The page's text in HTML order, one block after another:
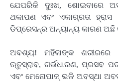
ଯେପରିକି ଦୁଃଖ, ଶୋଇବାରେ
ଥକାପଣ ଏବଂ ଏକାଗ୍ରତା
ଡିପ୍ରେସନ୍‌ର ଅନ୍ୟାନ୍ୟ କାରଣ ଅଛି
ଅବଶ୍ୟ! ମହିଳାଙ୍କ ଶରୀରରେ
ଋତୁସ୍ରାବ, ଗର୍ଭଧାରଣ, ପ୍ରସବ
ଏବଂ ମେନୋପାଜ୍ ଭଳି ଅବସ୍ଥା